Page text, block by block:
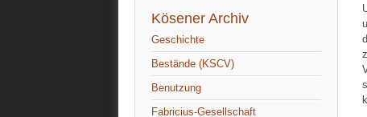
Kösener Archiv
Geschichte
Bestände (KSCV)
Benutzung
Fabricius-Gesellschaft